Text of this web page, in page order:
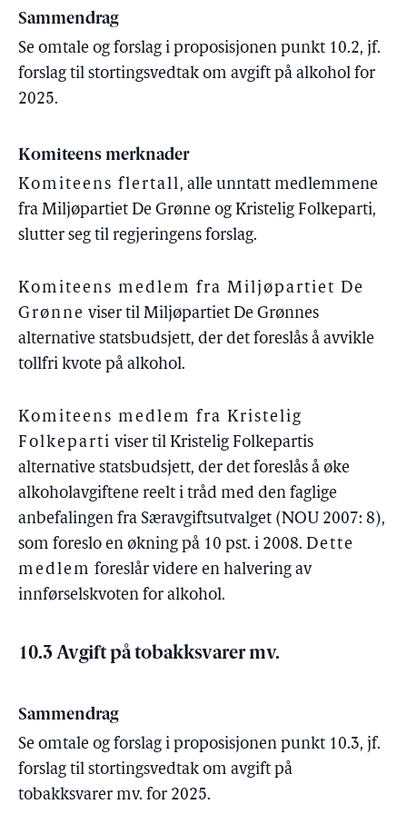
Sammendrag
Se omtale og forslag i proposisjonen punkt 10.2, jf.
forslag til stortingsvedtak om avgift på alkohol for
2025.
Komiteens merknader
Komiteens flertall, alle unntatt medlemmene
fra Miljøpartiet De Grønne og Kristelig Folkeparti,
slutter seg til regjeringens forslag.
Komiteens medlem fra Miljøpartiet De
Grønne viser til Miljøpartiet De Grønnes
alternative statsbudsjett, der det foreslås å avvikle
tollfri kvote på alkohol.
Komiteens medlem fra Kristelig
Folkeparti viser til Kristelig Folkepartis
alternative statsbudsjett, der det foreslås å øke
alkoholavgiftene reelt i tråd med den faglige
anbefalingen fra Særavgiftsutvalget (NOU 2007: 8),
som foreslo en økning på 10 pst. i 2008. Dette
medlem foreslår videre en halvering av
innførselskvoten for alkohol.
10.3 Avgift på tobakksvarer mv.
Sammendrag
Se omtale og forslag i proposisjonen punkt 10.3, jf.
forslag til stortingsvedtak om avgift på
tobakksvarer mv. for 2025.